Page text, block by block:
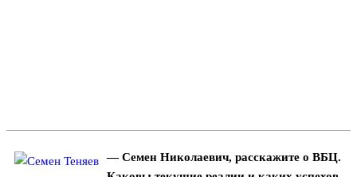
— Семен Николаевич, расскажите о ВБЦ.